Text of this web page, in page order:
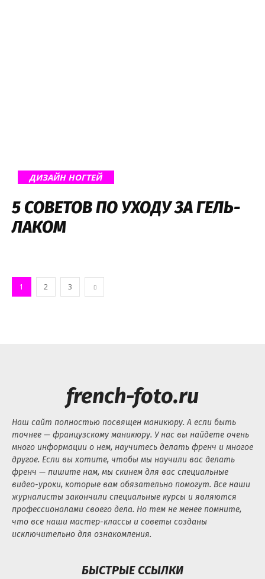
ДИЗАЙН НОГТЕЙ
5 СОВЕТОВ ПО УХОДУ ЗА ГЕЛЬ-
ЛАКОМ
1 2 3
french-foto.ru
Наш сайт полностью посвящен маникюру. А если быть
точнее — французскому маникюру. У нас вы найдете очень
много информации о нем, научитесь делать френч и многое
другое. Если вы хотите, чтобы мы научили вас делать
френч — пишите нам, мы скинем для вас специальные
видео-уроки, которые вам обязательно помогут. Все наши
журналисты закончили специальные курсы и являются
профессионалами своего дела. Но тем не менее помните,
что все наши мастер-классы и советы созданы
исключительно для ознакомления.
БЫСТРЫЕ ССЫЛКИ